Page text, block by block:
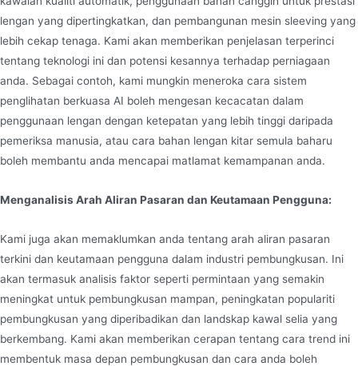
lengan yang dipertingkatkan, dan pembangunan mesin sleeving yang
lebih cekap tenaga. Kami akan memberikan penjelasan terperinci
tentang teknologi ini dan potensi kesannya terhadap perniagaan
anda. Sebagai contoh, kami mungkin meneroka cara sistem
penglihatan berkuasa AI boleh mengesan kecacatan dalam
penggunaan lengan dengan ketepatan yang lebih tinggi daripada
pemeriksa manusia, atau cara bahan lengan kitar semula baharu
boleh membantu anda mencapai matlamat kemampanan anda.
Menganalisis Arah Aliran Pasaran dan Keutamaan Pengguna:
Kami juga akan memaklumkan anda tentang arah aliran pasaran
terkini dan keutamaan pengguna dalam industri pembungkusan. Ini
akan termasuk analisis faktor seperti permintaan yang semakin
meningkat untuk pembungkusan mampan, peningkatan populariti
pembungkusan yang diperibadikan dan landskap kawal selia yang
berkembang. Kami akan memberikan cerapan tentang cara trend ini
membentuk masa depan pembungkusan dan cara anda boleh